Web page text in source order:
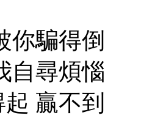
你騙得倒
自尋煩惱
贏不到